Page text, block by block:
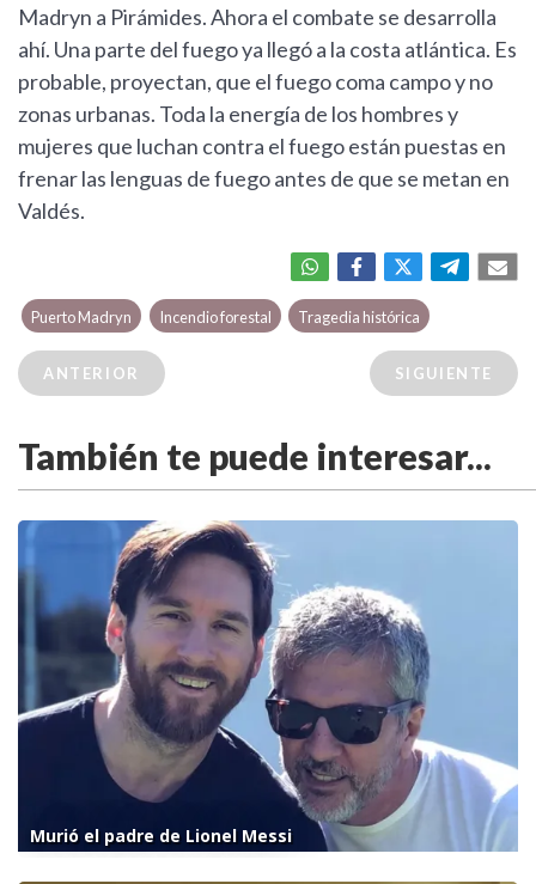
Madryn a Pirámides. Ahora el combate se desarrolla
ahí. Una parte del fuego ya llegó a la costa atlántica. Es
probable, proyectan, que el fuego coma campo y no
zonas urbanas. Toda la energía de los hombres y
mujeres que luchan contra el fuego están puestas en
frenar las lenguas de fuego antes de que se metan en
Valdés.
Puerto Madryn Incendio forestal Tragedia histórica
ANTERIOR SIGUIENTE
También te puede interesar...
Murió el padre de Lionel Messi